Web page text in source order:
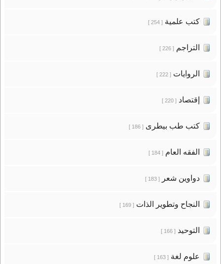
كتب علمية[ 254 ]
التراجم[ 226 ]
الروايات[ 222 ]
إقتصاد[ 220 ]
كتب طب بيطرى[ 186 ]
الفقه العام[ 184 ]
دواوين شعر[ 183 ]
النجاح وتطوير الذات[ 169 ]
التوحيد[ 166 ]
علوم لغة[ 163 ]